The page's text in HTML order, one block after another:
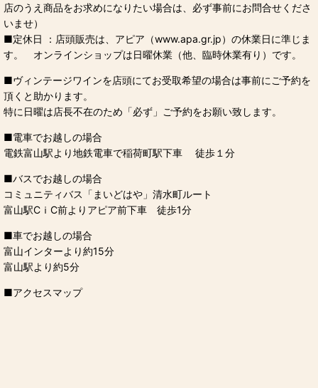
店のうえ商品をお求めになりたい場合は、必ず事前にお問合せくださ
いませ）
■定休日 ：店頭販売は、アピア（www.apa.gr.jp）の休業日に準じま
す。 オンラインショップは日曜休業（他、臨時休業有り）です。
■ヴィンテージワインを店頭にてお受取希望の場合は事前にご予約を
頂くと助かります。
特に日曜は店長不在のため「必ず」ご予約をお願い致します。
■電車でお越しの場合
電鉄富山駅より地鉄電車で稲荷町駅下車 徒歩１分
■バスでお越しの場合
コミュニティバス「まいどはや」清水町ルート
富山駅CｉC前よりアピア前下車 徒歩1分
■車でお越しの場合
富山インターより約15分
富山駅より約5分
■アクセスマップ